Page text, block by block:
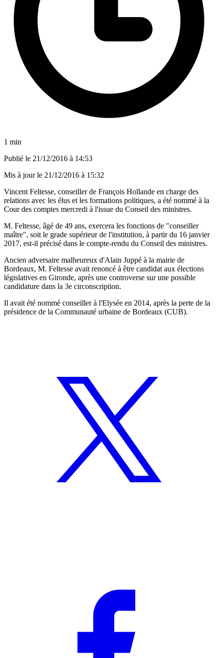
1 min
Publié le 21/12/2016 à 14:53
Mis à jour le 21/12/2016 à 15:32
Vincent Feltesse, conseiller de François Hollande en charge des
relations avec les élus et les formations politiques, a été nommé à la
Cour des comptes mercredi à l'issue du Conseil des ministres.
M. Feltesse, âgé de 49 ans, exercera les fonctions de "conseiller
maître", soit le grade supérieur de l'institution, à partir du 16 janvier
2017, est-il précisé dans le compte-rendu du Conseil des ministres.
Ancien adversaire malheureux d'Alain Juppé à la mairie de
Bordeaux, M. Feltesse avait renoncé à être candidat aux élections
législatives en Gironde, après une controverse sur une possible
candidature dans la 3e circonscription.
Il avait été nommé conseiller à l'Elysée en 2014, après la perte de la
présidence de la Communauté urbaine de Bordeaux (CUB).